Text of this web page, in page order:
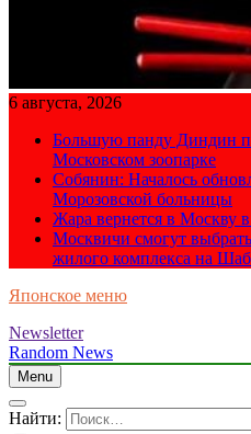
6 августа, 2026
Большую панду Диндин
Московском зоопарке
Собянин: Началось
Морозовской больницы
Жара вернется в Москву
Москвичи смогут
жилого комплекса на
Японское меню
Newsletter
Random News
Menu
Найти: